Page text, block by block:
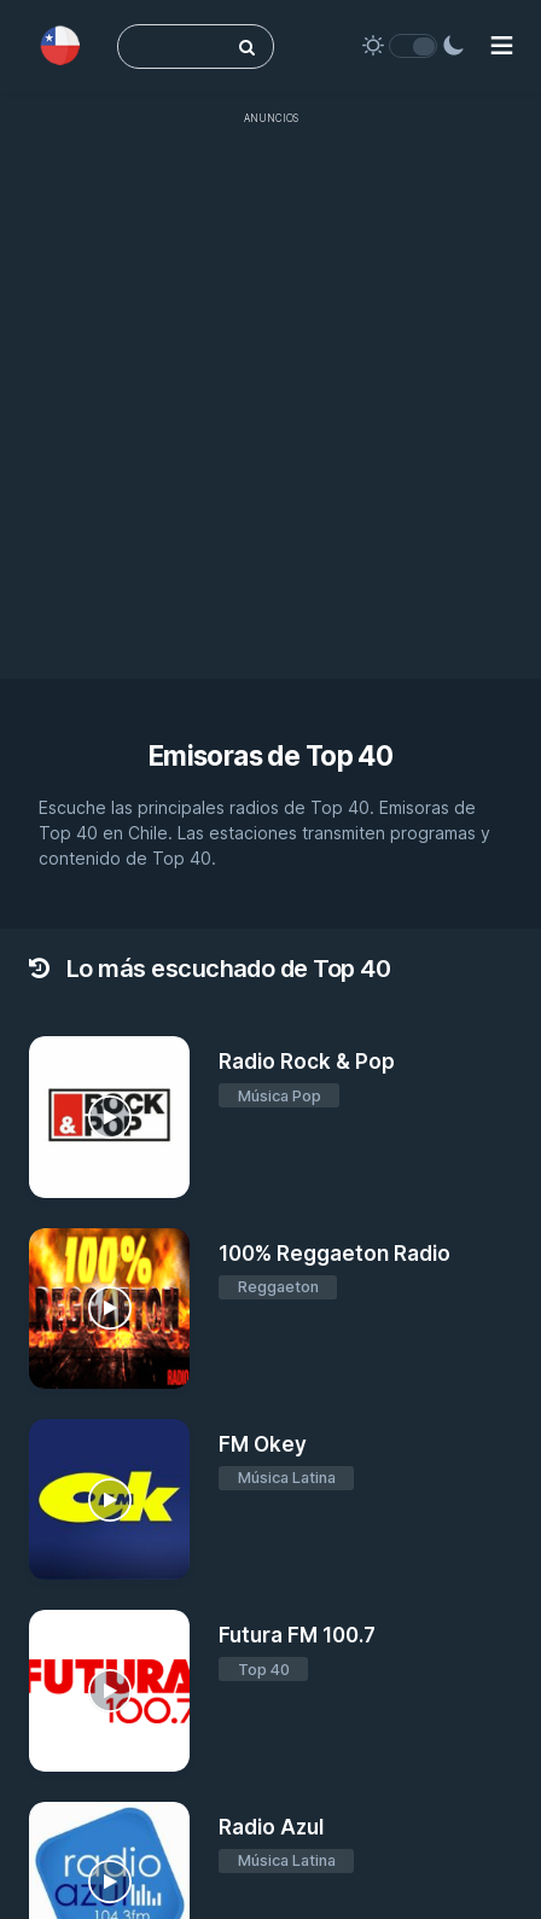
Buscar:
ANUNCIOS
Emisoras de Top 40
Escuche las principales radios de Top 40. Emisoras de
Top 40 en Chile. Las estaciones transmiten programas y
contenido de Top 40.
Lo más escuchado de Top 40
Radio Rock & Pop
Música Pop
100% Reggaeton Radio
Reggaeton
FM Okey
Música Latina
Futura FM 100.7
Top 40
Radio Azul
Música Latina